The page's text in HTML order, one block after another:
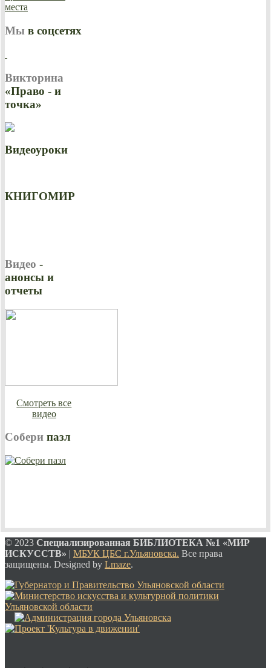
Мы в соцсетях
Викторина
«Право - и
точка»
Видеоуроки
КНИГОМИР
Видео -
анонсы и
отчеты
Смотреть все
видео
Собери пазл
© 2023 Специализированная БИБЛИОТЕКА №1 «МИР
ИСКУССТВ» | МБУК ЦБС г.Ульяновска. Все права
защищены. Designed by Lmaze.